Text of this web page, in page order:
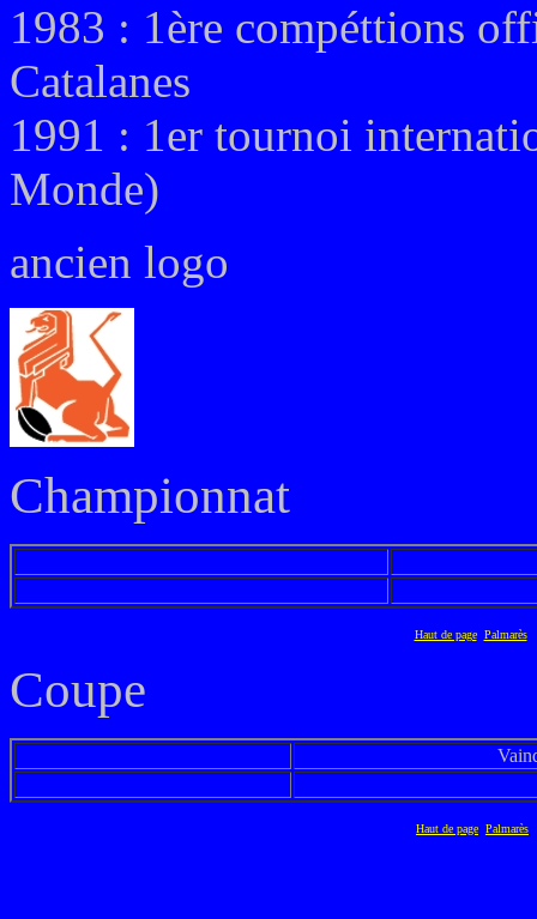
1983 : 1ère compéttions
Catalanes
1991 : 1er tournoi
Monde)
ancien logo
Championnat
Haut de page Palmarès
Coupe
Haut de page Palmarès